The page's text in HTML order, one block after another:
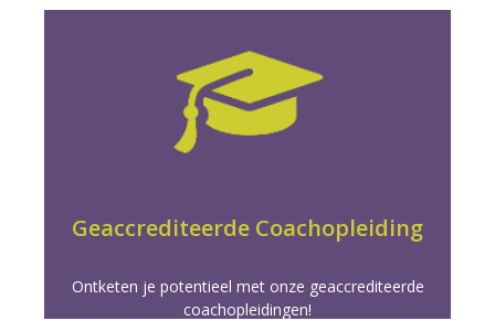
Geaccrediteerde Coachopleiding
Ontketen je potentieel met onze geaccrediteerde
coachopleidingen!
Meer info